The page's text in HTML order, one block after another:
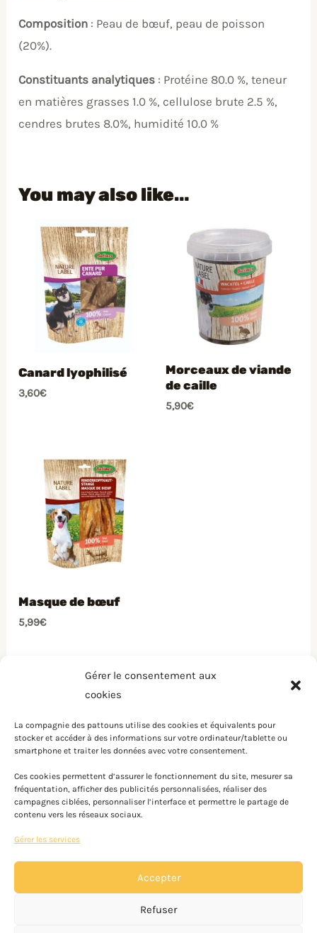
Gérer le consentement aux
cookies
La compagnie des pattouns utilise des cookies et équivalents pour
stocker et accéder à des informations sur votre ordinateur/tablette ou
smartphone et traiter les données avec votre consentement.
Ces cookies permettent d’assurer le fonctionnement du site, mesurer sa
fréquentation, afficher des publicités personnalisées, réaliser des
campagnes ciblées, personnaliser l’interface et permettre le partage de
contenu vers les réseaux sociaux.
Gérer les services
Accepter
Refuser
Composition : Peau de bœuf, peau de poisson
(20%).
Constituants analytiques : Protéine 80.0 %, teneur
en matières grasses 1.0 %, cellulose brute 2.5 %,
cendres brutes 8.0%, humidité 10.0 %
You may also like…
Canard lyophilisé
3,60€
Morceaux de viande
de caille
5,90€
Masque de bœuf
5,99€
Mentions légales
Politique de confidentialité